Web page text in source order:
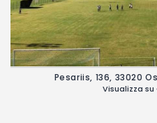
Pesariis, 136, 33020
Visualizza